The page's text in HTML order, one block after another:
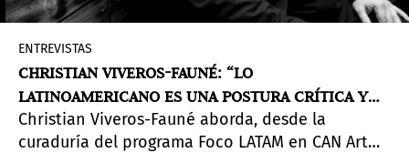
ENTREVISTAS
CHRISTIAN VIVEROS-FAUNÉ: “LO
LATINOAMERICANO ES UNA POSTURA CRÍTICA Y
PRIVILEGIADA FRENTE AL PODER DESDE EL
«MARGEN» DEL IMPERIO”
Christian Viveros-Fauné aborda, desde la
curaduría del programa Foco LATAM en CAN Art